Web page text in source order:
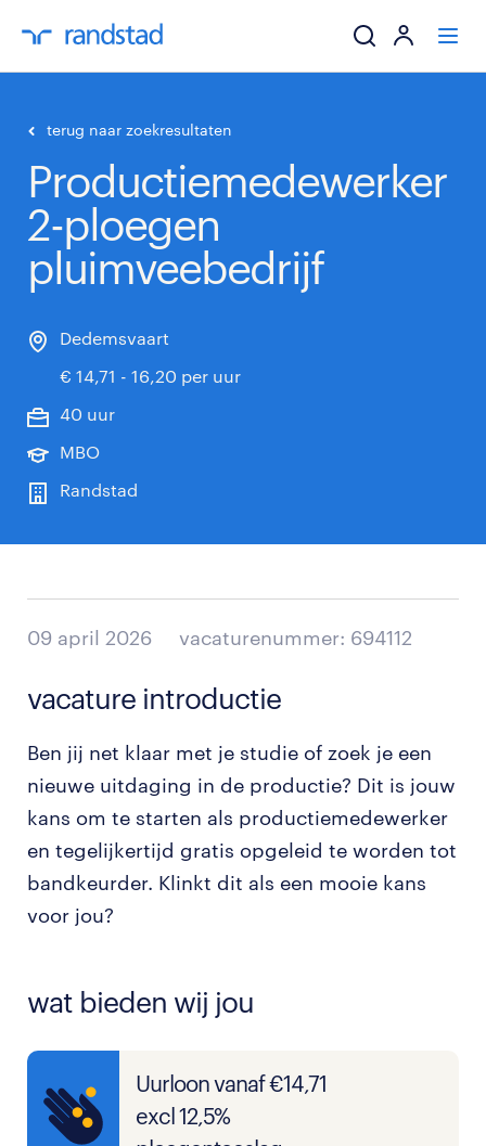
werkgevers
over randstad
terug naar zoekresultaten
Productiemedewerker
2-ploegen
pluimveebedrijf
Dedemsvaart
€ 14,71 - 16,20 per uur
40 uur
MBO
Randstad
09 april 2026 vacaturenummer: 694112
vacature introductie
Ben jij net klaar met je studie of zoek je een
nieuwe uitdaging in de productie? Dit is jouw
kans om te starten als productiemedewerker
en tegelijkertijd gratis opgeleid te worden tot
bandkeurder. Klinkt dit als een mooie kans
voor jou?
wat bieden wij jou
Uurloon vanaf €14,71
excl 12,5%